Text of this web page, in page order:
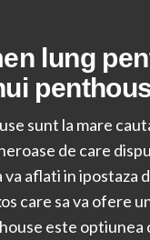
lung
sunt la mare
de care
aflati in ipostaza
care sa va ofere
este optiunea